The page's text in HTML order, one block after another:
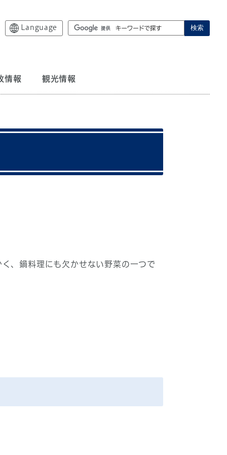
Language 検索
情報 観光情報
、鍋料理にも欠かせない野菜の一つで